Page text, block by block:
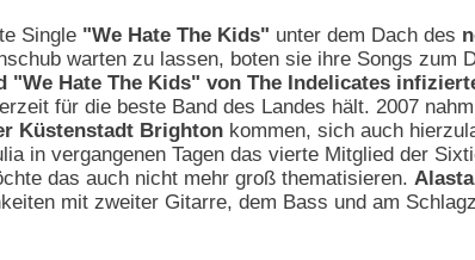
Single "We Hate The Kids" unter dem Dach des
warten zu lassen, boten sie ihre Songs zum
Hate The Kids" von The Indelicates
für die beste Band des Landes hält. 2007
Küstenstadt Brighton kommen, sich auch
in vergangenen Tagen das vierte Mitglied der
das auch nicht mehr groß thematisieren.
mit zweiter Gitarre, dem Bass und am